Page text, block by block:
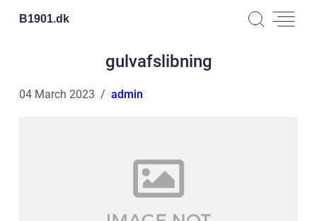
B1901.dk
gulvafslibning
04 March 2023 admin